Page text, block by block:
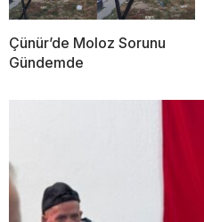
Çünür’de Moloz Sorunu
Gündemde